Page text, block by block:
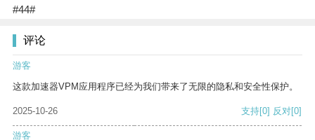
#44#
评论
游客
这款加速器VPM应用程序已经为我们带来了无限的隐私和安全性保护。
2025-10-26 支持[0] 反对[0]
游客